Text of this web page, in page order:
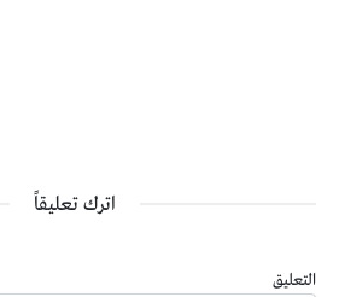
اترك تعليقاً
التعليق